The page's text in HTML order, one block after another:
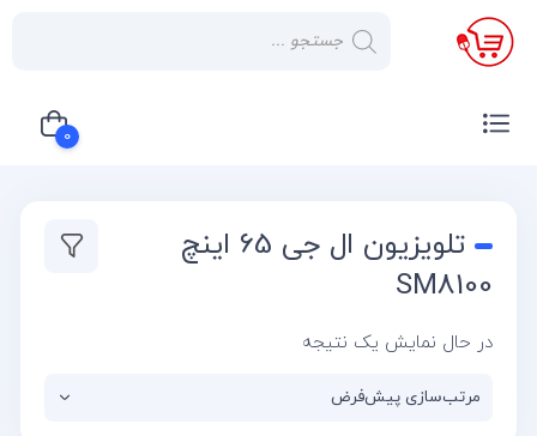
×
صفحه
صوتی و
تصویری
کولر
0
سبد خرید شما خالی است
تلویزیون ال جی 65 اینچ
SM8100
در حال نمایش یک نتیجه